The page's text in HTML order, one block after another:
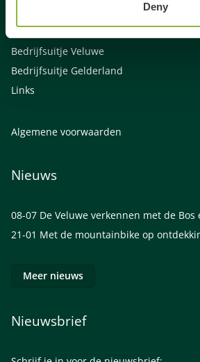
Deny
Gezinsuitje Veluwe
Bedrijfsuitje Veluwe
Bedrijfsuitje Gelderland
Links
Algemene voorwaarden
Nieuws
08-07 De Veluwe verkennen met de
21-01 Met de mountainbike op
Meer nieuws
Nieuwsbrief